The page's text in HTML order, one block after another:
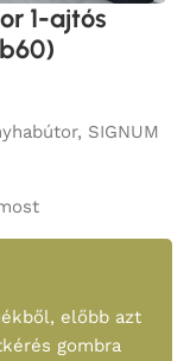
1-ajtós
, SIGNUM
előbb azt
gombra